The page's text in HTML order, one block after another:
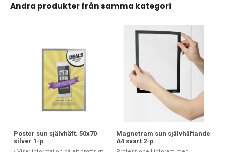
Andra produkter från samma kategori
Poster sun självhäft. 50x70
silver 1-p
Magnetram sun självhäftande
A4 svart 2-p